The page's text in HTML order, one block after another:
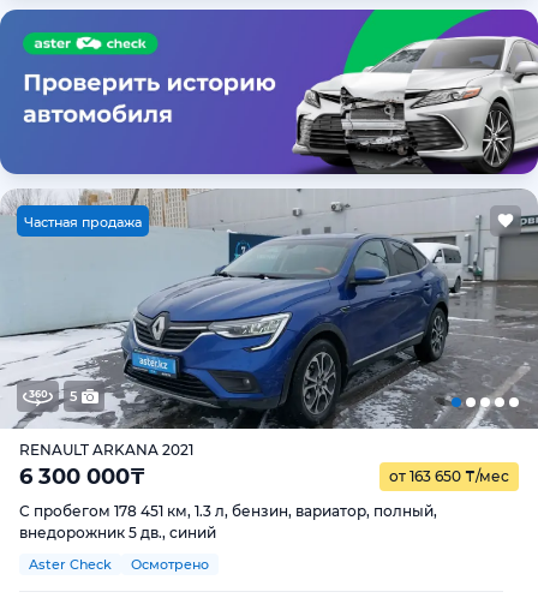
Частная продажа
5
RENAULT ARKANA 2021
6 300 000₸ от 163 650 ₸/мес
С пробегом 178 451 км, 1.3 л, бензин, вариатор, полный,
внедорожник 5 дв., синий
Aster Check Осмотрено